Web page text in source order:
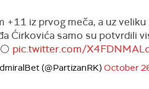
+11 iz prvog meča, a uz
Ćirkovića samo su potvrdili
pic.twitter.com/
(@PartizanRK)October